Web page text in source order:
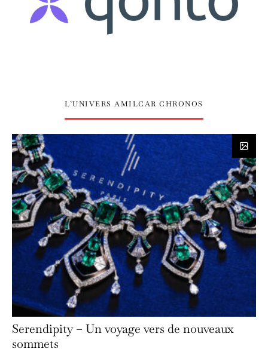
L’UNIVERS AMILCAR CHRONOS
Serendipity – Un voyage vers de nouveaux
sommets